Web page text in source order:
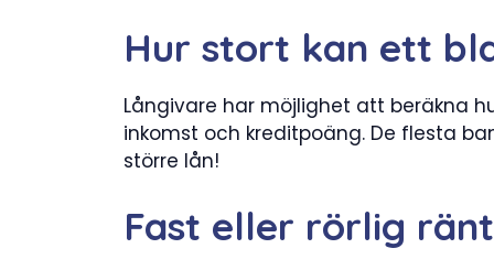
Hur stort kan ett
Långivare har möjlighet att beräkna
inkomst och kreditpoäng. De flesta
större lån!
Fast eller rörlig